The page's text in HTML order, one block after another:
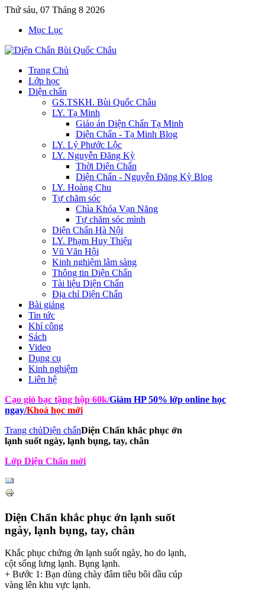
Thứ sáu, 07 Tháng 8 2026
Mục Lục
Trang Chủ
Lớp học
Diện chẩn
GS.TSKH. Bùi Quốc Châu
LY. Tạ Minh
Giáo án Diện Chẩn Tạ Minh
Diện Chẩn - Tạ Minh Blog
LY. Lý Phước Lộc
LY. Nguyễn Đăng Kỳ
Thời Diện Chẩn
Diện Chẩn - Nguyễn Đăng Kỳ Blog
LY. Hoàng Chu
Tự chăm sóc
Chìa Khóa Vạn Năng
Tự chăm sóc mình
Diện Chẩn Hà Nội
LY. Phạm Huy Thiệu
Vũ Văn Hội
Kinh nghiệm lâm sàng
Thông tin Diện Chẩn
Tài liệu Diện Chẩn
Địa chỉ Diện Chẩn
Bài giảng
Tin tức
Khí công
Sách
Video
Dụng cụ
Kinh nghiệm
Liên hệ
Cạo gió bạc tặng hộp 60k/Giảm HP 50% lớp online học
ngay/Khoá học mới
Trang chủDiện chẩnDiện Chẩn khắc phục ớn
lạnh suốt ngày, lạnh bụng, tay, chân
Lớp Diện Chẩn mới
Diện Chẩn khắc phục ớn lạnh suốt
ngày, lạnh bụng, tay, chân
Khắc phục chứng ớn lạnh suốt ngày, ho do lạnh,
cột sống lưng lạnh. Bụng lạnh.
+ Bước 1: Bạn dùng chày đâm tiêu bôi dầu cúp
vàng lên khu vực lạnh.